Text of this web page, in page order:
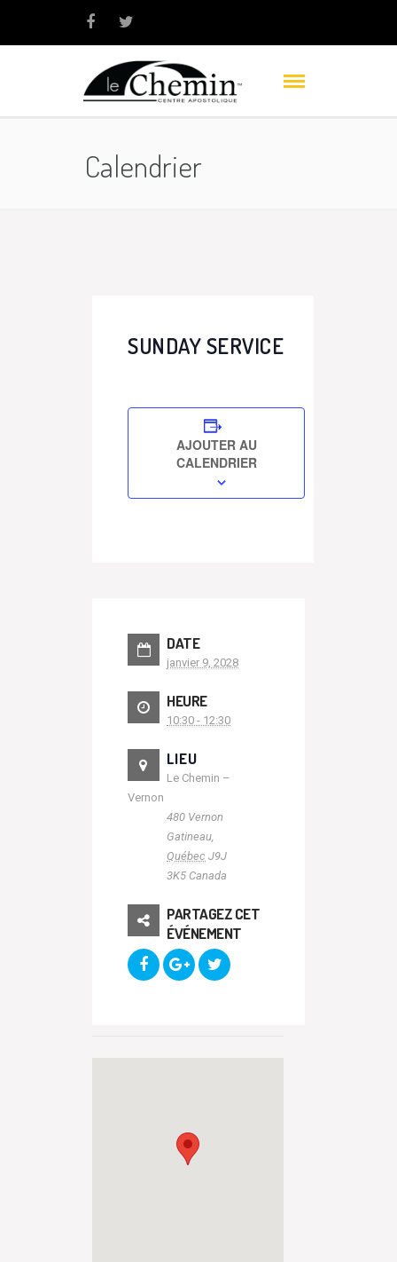
Calendrier
SUNDAY SERVICE
AJOUTER AU
CALENDRIER
DATE
janvier 9, 2028
HEURE
10:30 - 12:30
LIEU
Le Chemin –
Vernon
480 Vernon
Gatineau,
Québec J9J
3K5 Canada
PARTAGEZ CET
ÉVÉNEMENT